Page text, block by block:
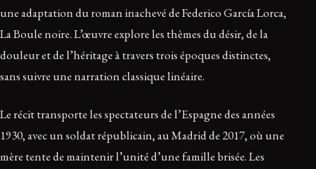
une adaptation du roman inachevé de Federico García Lorca,
La Boule noire. L’œuvre explore les thèmes du désir, de la
douleur et de l’héritage à travers trois époques distinctes,
sans suivre une narration classique linéaire.
Le récit transporte les spectateurs de l’Espagne des années
1930, avec un soldat républicain, au Madrid de 2017, où une
mère tente de maintenir l’unité d’une famille brisée. Les